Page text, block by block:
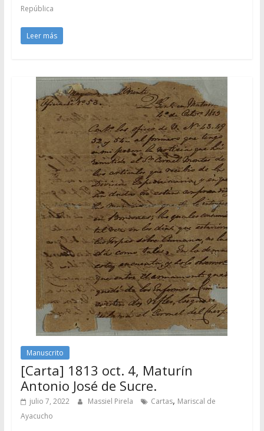
República
Leer más
Manuscrito
[Carta] 1813 oct. 4, Maturín
Antonio José de Sucre.
julio 7, 2022 Massiel Pirela Cartas, Mariscal de
Ayacucho